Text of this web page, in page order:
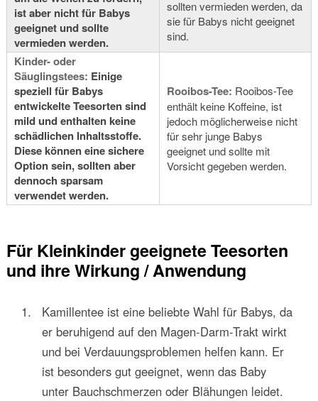
ist aber nicht für Babys
geeignet und sollte
vermieden werden.
sollten vermieden werden, da
sie für Babys nicht geeignet
sind.
Kinder- oder
Säuglingstees: Einige
speziell für Babys
entwickelte Teesorten sind
mild und enthalten keine
schädlichen Inhaltsstoffe.
Diese können eine sichere
Option sein, sollten aber
dennoch sparsam
verwendet werden.
Rooibos-Tee: Rooibos-Tee
enthält keine Koffeine, ist
jedoch möglicherweise nicht
für sehr junge Babys
geeignet und sollte mit
Vorsicht gegeben werden.
Für Kleinkinder geeignete Teesorten
und ihre Wirkung / Anwendung
Kamillentee ist eine beliebte Wahl für Babys, da
er beruhigend auf den Magen-Darm-Trakt wirkt
und bei Verdauungsproblemen helfen kann. Er
ist besonders gut geeignet, wenn das Baby
unter Bauchschmerzen oder Blähungen leidet.